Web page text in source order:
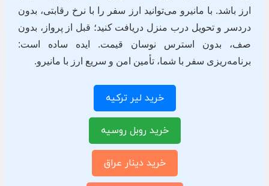
ارز باشد. با مانیرو می‌توانید ارز سفر را با نرخ رقابتی، بدون
دردسر و تحویل درب منزل دریافت کنید؛ قبل از پرواز، بدون
صف، بدون استرس نوسان قیمت. ایده ساده است:
برنامه‌ریزی سفر با شما، تأمین امن و سریع ارز با مانیرو.
خرید لیر ترکیه
خرید روبل روسیه
خرید دینار عراق